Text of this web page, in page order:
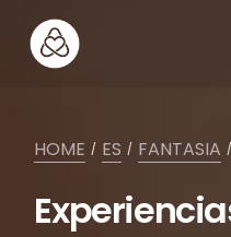
HOME / ES / FANTASIA /